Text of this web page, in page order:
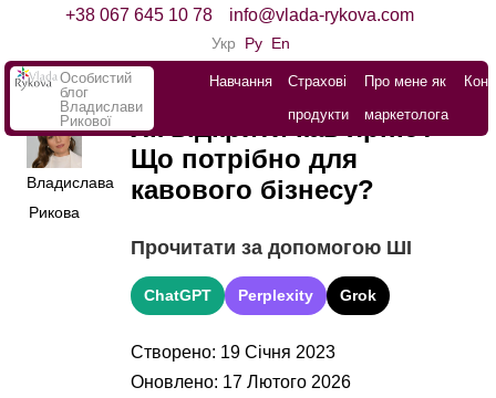
+38 067 645 10 78 info@vlada-rykova.com
Укр Ру En
Особистий
блог
Владислави
Рикової
Навчання
Страхові
продукти
Про мене як
маркетолога
Владислава
Рикова
Як відкрити кав’ярню?
Що потрібно для
кавового бізнесу?
Прочитати за допомогою ШІ
ChatGPT Perplexity Grok
Створено: 19 Січня 2023
Оновлено: 17 Лютого 2026